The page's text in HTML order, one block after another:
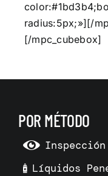
radius:5px;»][/
[/mpc_cubebox]
POR MÉTODO
Líquidos